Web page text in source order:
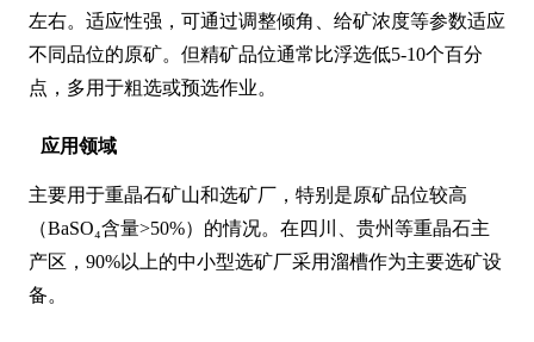
左右。适应性强，可通过调整倾角、给矿浓度等参数适应
不同品位的原矿。但精矿品位通常比浮选低5-10个百分
点，多用于粗选或预选作业。
应用领域
主要用于重晶石矿山和选矿厂，特别是原矿品位较高
（BaSO₄含量>50%）的情况。在四川、贵州等重晶石主
产区，90%以上的中小型选矿厂采用溜槽作为主要选矿设
备。